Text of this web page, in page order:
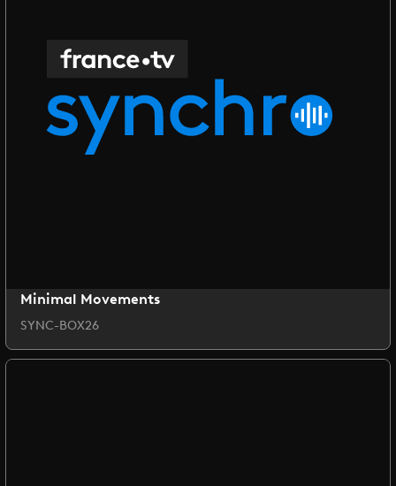
Minimal Movements
SYNC-BOX26